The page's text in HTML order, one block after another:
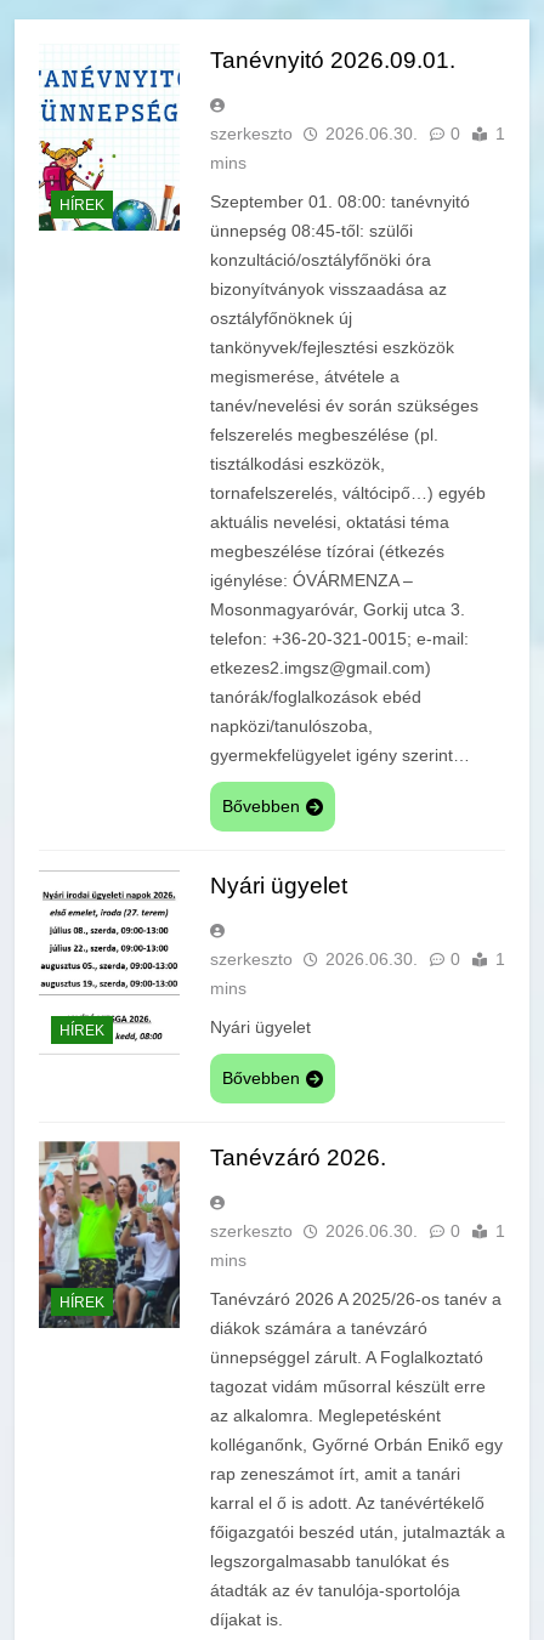
HÍREK
Tanévnyitó 2026.09.01.
szerkeszto 2026.06.30. 0
1
mins
Szeptember 01. 08:00: tanévnyitó
ünnepség 08:45-től: szülői
konzultáció/osztályfőnöki óra
bizonyítványok visszaadása az
osztályfőnöknek új
tankönyvek/fejlesztési eszközök
megismerése, átvétele a
tanév/nevelési év során szükséges
felszerelés megbeszélése (pl.
tisztálkodási eszközök,
tornafelszerelés, váltócipő…) egyéb
aktuális nevelési, oktatási téma
megbeszélése tízórai (étkezés
igénylése: ÓVÁRMENZA –
Mosonmagyaróvár, Gorkij utca 3.
telefon: +36-20-321-0015; e-mail:
etkezes2.imgsz@gmail.com)
tanórák/foglalkozások ebéd
napközi/tanulószoba,
gyermekfelügyelet igény szerint…
Bővebben
HÍREK
Nyári ügyelet
szerkeszto 2026.06.30. 0
1
mins
Nyári ügyelet
Bővebben
HÍREK
Tanévzáró 2026.
szerkeszto 2026.06.30. 0
1
mins
Tanévzáró 2026 A 2025/26-os tanév a
diákok számára a tanévzáró
ünnepséggel zárult. A Foglalkoztató
tagozat vidám műsorral készült erre
az alkalomra. Meglepetésként
kolléganőnk, Győrné Orbán Enikő egy
rap zeneszámot írt, amit a tanári
karral el ő is adott. Az tanévértékelő
főigazgatói beszéd után, jutalmazták a
legszorgalmasabb tanulókat és
átadták az év tanulója-sportolója
díjakat is.